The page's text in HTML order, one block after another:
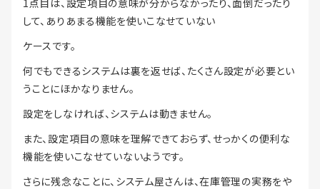
1点目は、設定項目の意味が分からなかったり、面倒だったり
して、ありあまる機能を使いこなせていない
ケースです。
何でもできるシステムは裏を返せば、たくさん設定が必要とい
うことにほかなりません。
設定をしなければ、システムは動きません。
また、設定項目の意味を理解できておらず、せっかくの便利な
機能を使いこなせていないようです。
さらに残念なことに、システム屋さんは、在庫管理の実務をや